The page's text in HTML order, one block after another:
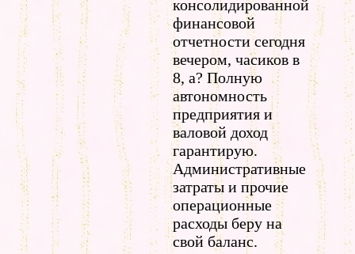
консолидированной
финансовой
отчетности сегодня
вечером, часиков в
8, а? Полную
автономность
предприятия и
валовой доход
гарантирую.
Административные
затраты и прочие
операционные
расходы беру на
свой баланс.